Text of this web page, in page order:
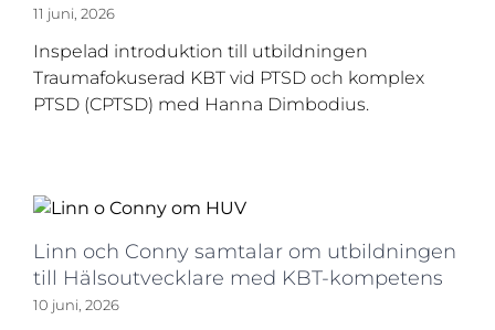
11 juni, 2026
Inspelad introduktion till utbildningen
Traumafokuserad KBT vid PTSD och komplex
PTSD (CPTSD) med Hanna Dimbodius.
Linn och Conny samtalar om utbildningen
till Hälsoutvecklare med KBT-kompetens
10 juni, 2026